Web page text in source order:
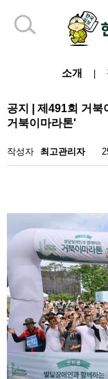
소개
공지 | 제491회 거
거북이마라톤'
작성자 최고관리자
하단 영역